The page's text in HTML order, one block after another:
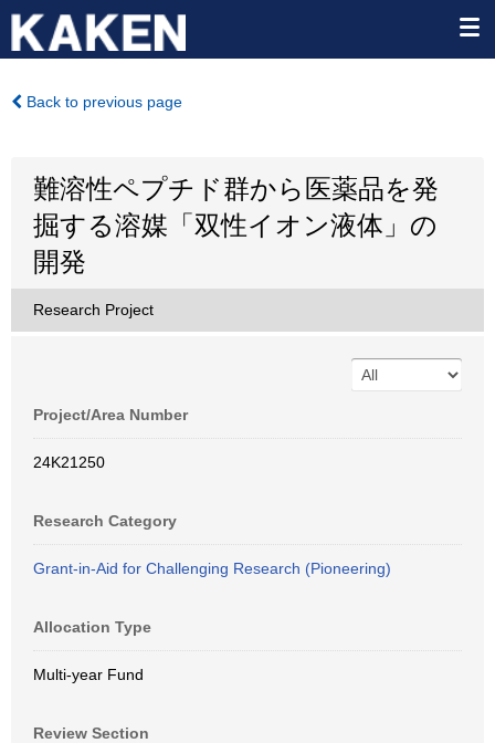
Back to previous page
難溶性ペプチド群から医薬品を発
掘する溶媒「双性イオン液体」の
開発
Research Project
Project/Area Number
24K21250
Research Category
Grant-in-Aid for Challenging Research (Pioneering)
Allocation Type
Multi-year Fund
Review Section